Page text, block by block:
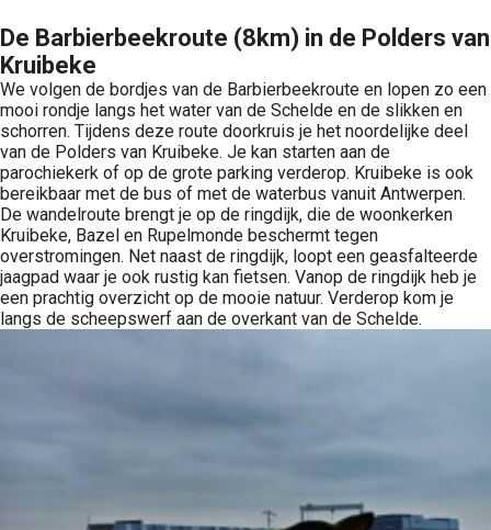
De Barbierbeekroute (8km) in de Polders van
Kruibeke
We volgen de bordjes van de Barbierbeekroute en lopen zo een
mooi rondje langs het water van de Schelde en de slikken en
schorren. Tijdens deze route doorkruis je het noordelijke deel
van de Polders van Kruibeke. Je kan starten aan de
parochiekerk of op de grote parking verderop. Kruibeke is ook
bereikbaar met de bus of met de waterbus vanuit Antwerpen.
De wandelroute brengt je op de ringdijk, die de woonkerken
Kruibeke, Bazel en Rupelmonde beschermt tegen
overstromingen. Net naast de ringdijk, loopt een geasfalteerde
jaagpad waar je ook rustig kan fietsen. Vanop de ringdijk heb je
een prachtig overzicht op de mooie natuur. Verderop kom je
langs de scheepswerf aan de overkant van de Schelde.